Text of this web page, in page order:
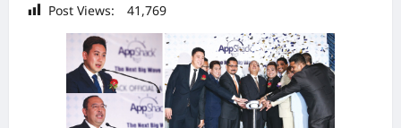
Post Views: 41,769